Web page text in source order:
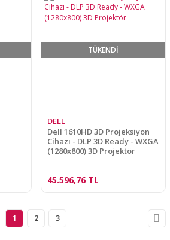
TÜKENDİ
DELL
Dell 1610HD 3D Projeksiyon
Cihazı - DLP 3D Ready - WXGA
(1280x800) 3D Projektör
45.596,76 TL
1 2 3